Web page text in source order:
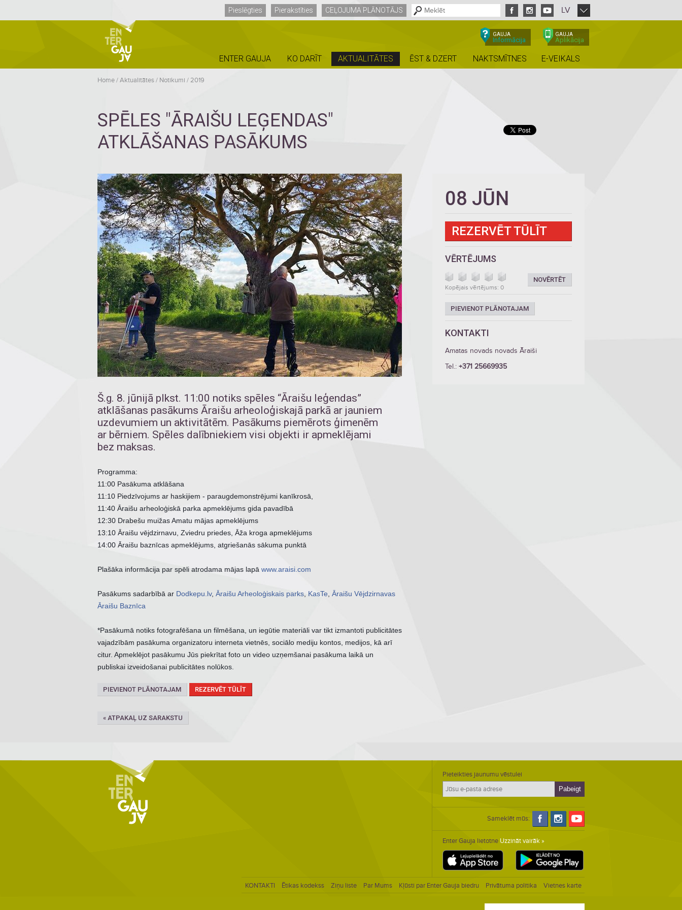
Pieslēgties Pierakstīties CEĻOJUMA PLĀNOTĀJS LV
GAUJA
Informācija
GAUJA
Aplikācija
ENTER GAUJA KO DARĪT AKTUALITĀTES ĒST & DZERT NAKTSMĪTNES E-VEIKALS
Home/Aktualitātes/ Notikumi /2019
SPĒLES "ĀRAIŠU LEĢENDAS"
ATKLĀŠANAS PASĀKUMS
Š.g. 8. jūnijā plkst. 11:00 notiks spēles “Āraišu leģendas”
atklāšanas pasākums Āraišu arheoloģiskajā parkā ar jauniem
uzdevumiem un aktivitātēm. Pasākums piemērots ģimenēm
ar bērniem. Spēles dalībniekiem visi objekti ir apmeklējami
bez maksas.
Programma:
11:00 Pasākuma atklāšana
11:10 Piedzīvojums ar haskijiem - paraugdemonstrējumi kanīkrosā,
11:40 Āraišu arheoloģiskā parka apmeklējums gida pavadībā
12:30 Drabešu muižas Amatu mājas apmeklējums
13:10 Āraišu vējdzirnavu, Zviedru priedes, Āža kroga apmeklējums
14:00 Āraišu baznīcas apmeklējums, atgriešanās sākuma punktā
Plašāka informācija par spēli atrodama mājas lapā www.araisi.com
Pasākums sadarbībā ar Dodkepu.lv, Āraišu Arheoloģiskais parks KasTe Āraišu Vējdzirnavas
Āraišu Baznīca
*Pasākumā notiks fotografēšana un filmēšana, un iegūtie materiāli var tikt izmantoti publicitātes
vajadzībām pasākuma organizatoru interneta vietnēs, sociālo mediju kontos, medijos, kā arī
citur. Apmeklējot pasākumu Jūs piekrītat foto un video uzņemšanai pasākuma laikā un
publiskai izveidošanai publicitātes nolūkos.
PIEVIENOT PLĀNOTAJAM REZERVĒT TŪLĪT
« ATPAKAĻ UZ SARAKSTU
08 JŪN
REZERVĒT TŪLĪT
VĒRTĒJUMS
NOVĒRTĒT
Kopējais vērtējums: 0
PIEVIENOT PLĀNOTAJAM
KONTAKTI
Amatas novads novads Āraiši
Tel.: +371 25669935
Pieteikties jaunumu vēstulei
Sameklēt mūs:
Enter Gauja lietotne Uzzināt vairāk »
KONTAKTI Ētikas kodekss Ziņu liste Par Mums Kļūsti par Enter Gauja biedru Privātuma politika Vietnes karte